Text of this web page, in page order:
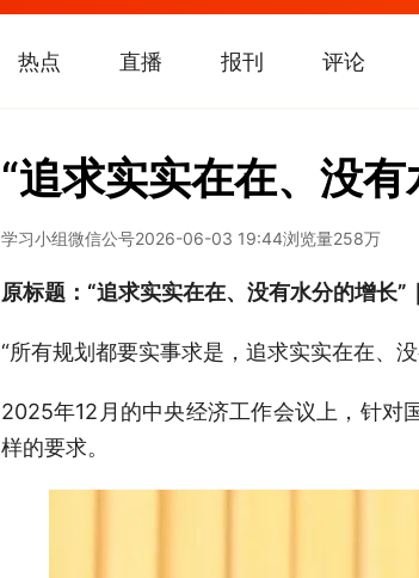
热点 直播 报刊 评论
“追求实实在在、没有
学习小组微信公号2026-06-03 19:44浏览量258万
原标题：“追求实实在在、没有水分的增长
“所有规划都要实事求是，追求实实在在、
2025年12月的中央经济工作会议上，针对
样的要求。